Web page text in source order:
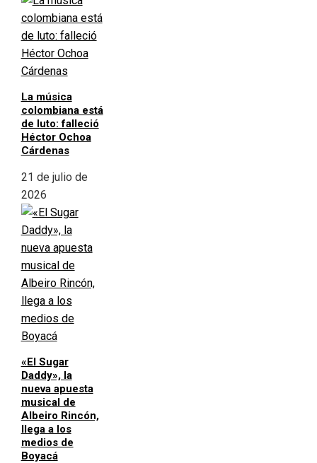
La música
colombiana está
de luto: falleció
Héctor Ochoa
Cárdenas
21 de julio de
2026
«El Sugar
Daddy», la
nueva apuesta
musical de
Albeiro Rincón,
llega a los
medios de
Boyacá